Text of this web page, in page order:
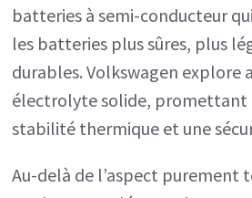
batteries à semi-conducteur
les batteries plus sûres, plus
durables. Volkswagen explore
électrolyte solide, promettant
stabilité thermique et une
Au-delà de l’aspect purement